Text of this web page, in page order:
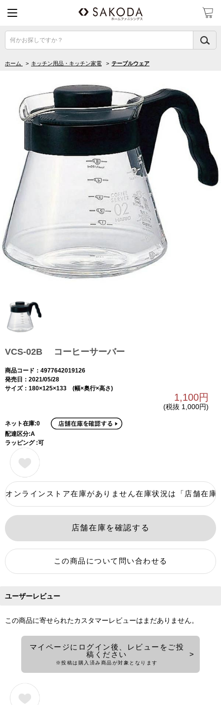
何かお探しですか？
ホーム > キッチン用品・キッチン家電 > テーブルウェア
VCS-02B コーヒーサーバー
商品コード：4977642019126
発売日：2021/05/28
サイズ：180×125×133 (幅×奥行×高さ)
1,100円
(税抜 1,000円)
ネット在庫:0
配達区分:A
ラッピング :可
ユーザーレビュー
この商品に寄せられたカスタマーレビューはまだありません。
マイページにログイン後、レビューをご投
稿ください
※投稿は購入済み商品が対象となります